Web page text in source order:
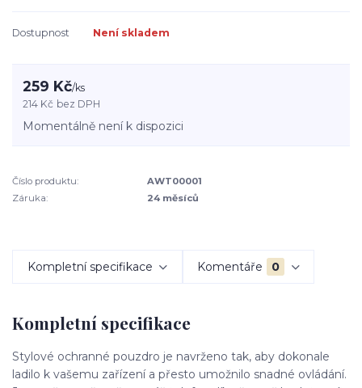
Dostupnost Není skladem
259 Kč/ks
214 Kč bez DPH
Momentálně není k dispozici
Číslo produktu:
AWT00001
Záruka:
24 měsíců
Kompletní specifikace Komentáře 0
Kompletní specifikace
Stylové ochranné pouzdro je navrženo tak, aby dokonale
ladilo k vašemu zařízení a přesto umožnilo snadné ovládání.